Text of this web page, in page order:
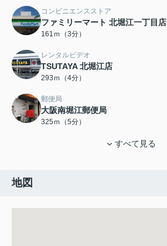
コンビニエンスストア
ファミリーマート 北堀江一丁目店
161ｍ（3分）
レンタルビデオ
TSUTAYA 北堀江店
293ｍ（4分）
郵便局
大阪南堀江郵便局
325ｍ（5分）
すべて見る
地図